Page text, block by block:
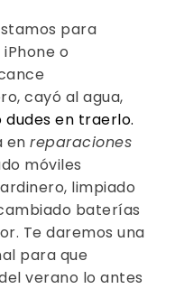
para
o
cayó al agua,
dudes en traerlo.
enreparaciones
móviles
limpiado
baterías
Te daremos una
para que
verano lo antes